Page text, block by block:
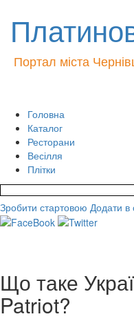
Портал міста
Головна
Каталог
Ресторани
Весілля
Плітки
Зробити стартовою Додати в
Що таке
Patriot?